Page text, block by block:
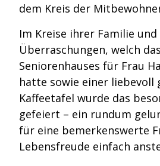
dem Kreis der
Im Kreise ihrer Familie
Überraschungen, welch
Seniorenhauses für Frau
hatte sowie einer liebevoll
Kaffeetafel wurde das
gefeiert – ein rundum
für eine bemerkenswerte
Lebensfreude einfach